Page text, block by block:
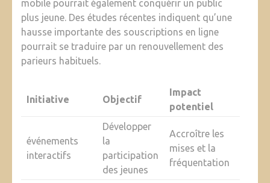
mobile pourrait également conquérir un public
plus jeune. Des études récentes indiquent qu’une
hausse importante des souscriptions en ligne
pourrait se traduire par un renouvellement des
parieurs habituels.
Initiative Objectif
Impact
potentiel
événements
interactifs
Développer
la
participation
des jeunes
Accroître les
mises et la
fréquentation